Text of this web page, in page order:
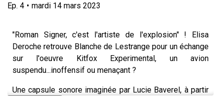
Ep. 4 • mardi 14 mars 2023
"Roman Signer, c'est l'artiste de l'explosion" ! Elisa
Deroche retrouve Blanche de Lestrange pour un échange
sur l'oeuvre Kitfox Experimental, un avion
suspendu...inoffensif ou menaçant ?
Une capsule sonore imaginée par Lucie Baverel, à partir